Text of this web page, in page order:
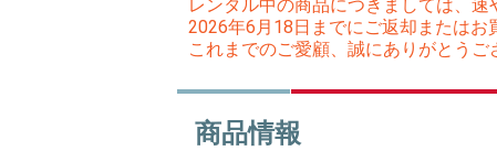
レンタル中の商品につきましては、
2026年6月18日までにご返却またはお
これまでのご愛顧、誠にありがとうご
商品情報